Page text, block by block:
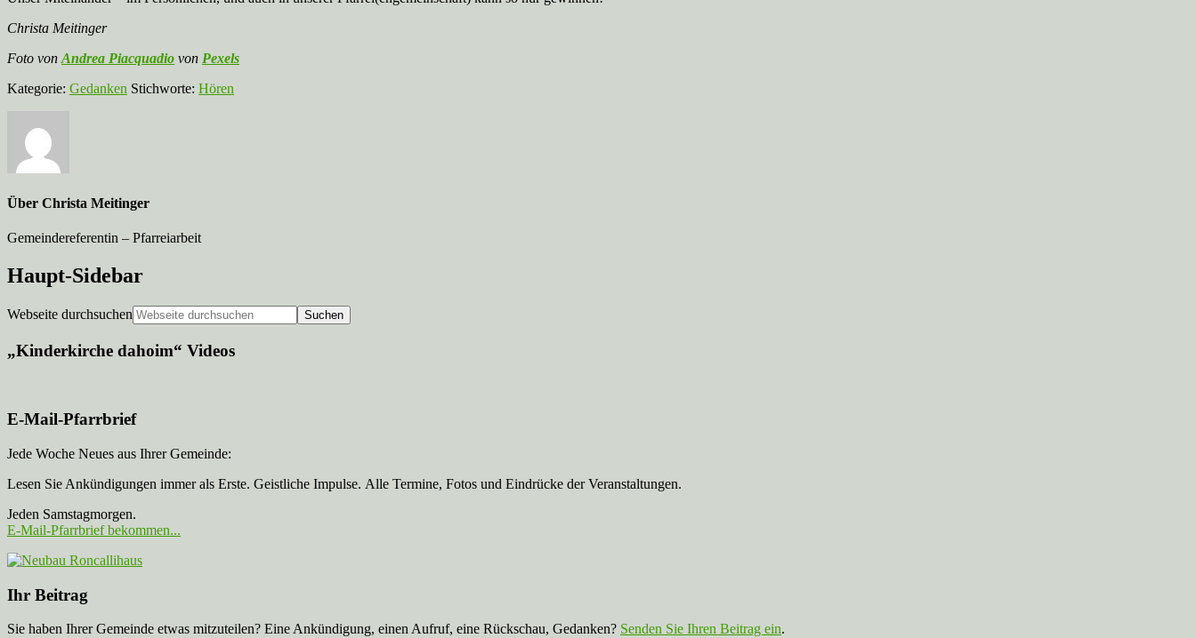
Christa Meitinger
Foto von Andrea Piacquadio von Pexels
Kategorie: Gedanken Stichworte: Hören
Über Christa Meitinger
Gemeindereferentin – Pfarreiarbeit
Haupt-Sidebar
Webseite durchsuchen
„Kinderkirche dahoim“ Videos
E-Mail-Pfarrbrief
Jede Woche Neues aus Ihrer Gemeinde:
Lesen Sie Ankündigungen immer als Erste. Geistliche Impulse. Alle Termine, Fotos und Eindrücke der Veranstaltungen.
Jeden Samstagmorgen.
E-Mail-Pfarrbrief bekommen...
Ihr Beitrag
Sie haben Ihrer Gemeinde etwas mitzuteilen? Eine Ankündigung, einen Aufruf, eine Rückschau, Gedanken? Senden Sie Ihren Beitrag ein.